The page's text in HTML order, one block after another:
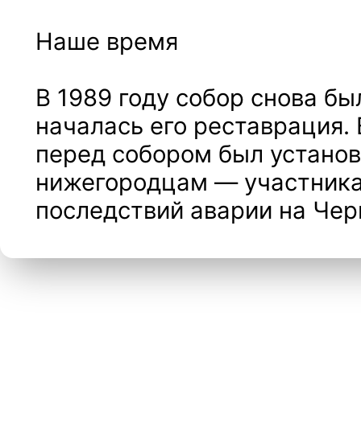
Наше время
В 1989 году собор снова
началась его
перед собором был
нижегородцам —
последствий аварии на